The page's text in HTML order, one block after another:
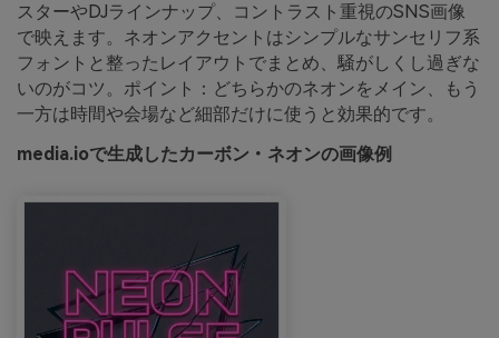
スターやDJラインナップ、コントラスト重視のSNS画像
で映えます。ネオンアクセントはシンプルなサンセリフ系
フォントと整ったレイアウトでまとめ、騒がしくし過ぎな
いのがコツ。ポイント：どちらかのネオンをメイン、もう
一方は時間や会場など細部だけに使うと効果的です。
media.ioで生成したカーボン・ネオンの画像例